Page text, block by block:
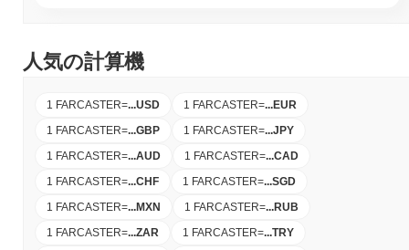
人気の計算機
1 FARCASTER=...USD 1 FARCASTER=...EUR
1 FARCASTER=...GBP 1 FARCASTER=...JPY
1 FARCASTER=...AUD 1 FARCASTER=...CAD
1 FARCASTER=...CHF 1 FARCASTER=...SGD
1 FARCASTER=...MXN 1 FARCASTER=...RUB
1 FARCASTER=...ZAR 1 FARCASTER=...TRY